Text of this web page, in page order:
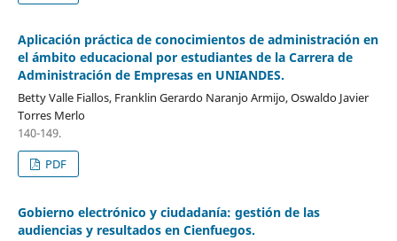
Aplicación práctica de conocimientos de administración en
el ámbito educacional por estudiantes de la Carrera de
Administración de Empresas en UNIANDES.
Betty Valle Fiallos, Franklin Gerardo Naranjo Armijo, Oswaldo Javier
Torres Merlo
140-149.
PDF
Gobierno electrónico y ciudadanía: gestión de las
audiencias y resultados en Cienfuegos.